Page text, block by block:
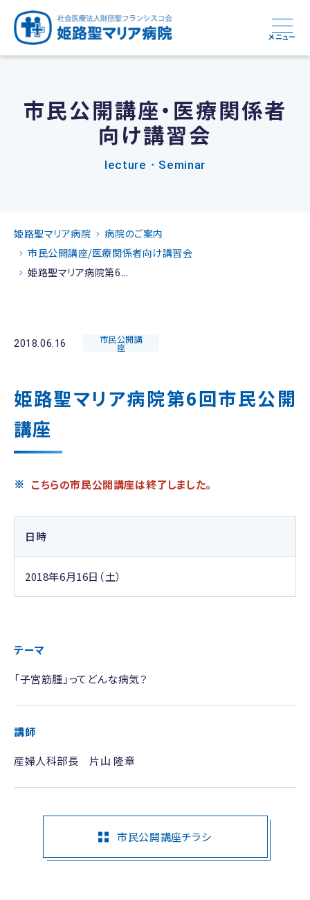
メニュー
市民公開講座・医療関係者
向け講習会
lecture・Seminar
姫路聖マリア病院
病院のご案内
市民公開講座/医療関係者向け講習会
姫路聖マリア病院第6...
2018.06.16 市民公開講
座
姫路聖マリア病院第6回市民公開
講座
こちらの市民公開講座は終了しました。
日時
2018年6月16日（土）
テーマ
「子宮筋腫」ってどんな病気？
講師
産婦人科部長 片山 隆章
市民公開講座チラシ